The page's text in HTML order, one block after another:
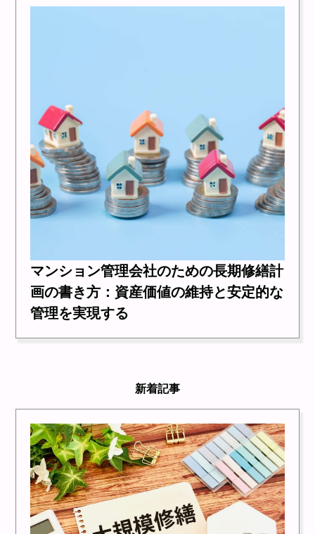
マンション管理会社のための長期修繕計
画の書き方：資産価値の維持と安定的な
管理を実現する
新着記事